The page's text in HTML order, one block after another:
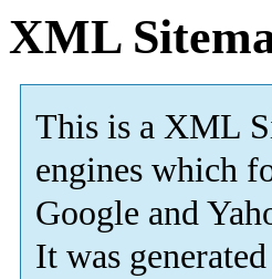
XML
This is a XML
engines which
Google and
It was